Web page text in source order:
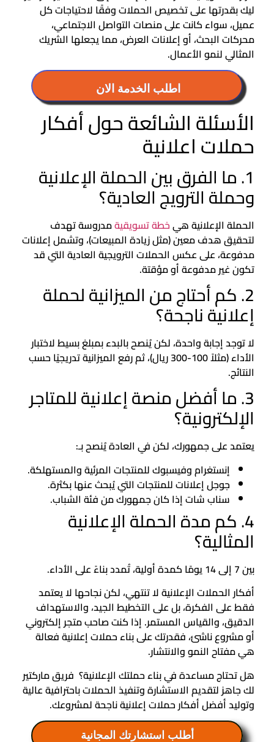
ليك بقدرتها على تخصيص الحملات وفقًا لاحتياجات كل
عميل، سواء كانت على منصات التواصل الاجتماعي،
محركات البحث، أو إعلانات العرض، مما يجعلها الشريك
المثالي لنمو الأعمال.
اطلب الخدمة الان
الأسئلة الشائعة حول أفكار
حملات اعلانية
1. ما الفرق بين الحملة الإعلانية
وحملة الترويج العادية؟
الحملة الإعلانية هيخطة تسويقيةمدروسة تهدف
لتحقيق هدف معين (مثل زيادة المبيعات)، وتشمل إعلانات
مدفوعة، على عكس الحملات الترويجية العادية التي قد
تكون غير مدفوعة أو مؤقتة.
2. كم أحتاج من الميزانية لحملة
إعلانية ناجحة؟
لا توجد إجابة واحدة، لكن يُنصح بالبدء بمبلغ بسيط لاختبار
الأداء (مثلاً 100-300 ريال)، ثم رفع الميزانية تدريجيًا حسب
النتائج.
3. ما أفضل منصة إعلانية للمتاجر
الإلكترونية؟
يعتمد على جمهورك، لكن في العادة يُنصح بـ:
إنستغرام وفيسبوك للمنتجات المرئية والمستهلكة.
جوجل إعلانات للمنتجات التي يُبحث عنها بكثرة.
سناب شات إذا كان جمهورك من فئة الشباب.
4. كم مدة الحملة الإعلانية
المثالية؟
بين 7 إلى 14 يومًا كمدة أولية، تُمدد بناءً على الأداء.
أفكار الحملات الإعلانية لا تنتهي، لكن نجاحها لا يعتمد
فقط على الفكرة، بل على التخطيط الجيد، والاستهداف
الدقيق، والقياس المستمر. إذا كنت صاحب متجر إلكتروني
أو مشروع ناشئ، فقدرتك على بناء حملات إعلانية فعالة
هي مفتاح النمو والانتشار.
هل تحتاج مساعدة في بناء حملتك الإعلانية؟ فريق ماركتير
لك جاهز لتقديم الاستشارة وتنفيذ الحملات باحترافية عالية
وتوليد أفضل أفكار حملات إعلانية ناجحة لمشروعك.
أطلب استشارتك المجانية